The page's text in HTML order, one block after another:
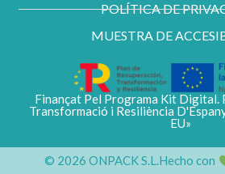
POLÍTICA DE
MUESTRA DE
Finançat Pel Programa Kit Digital.
Transformació i Resiliència
EU»
© 2026 ONPACK S.L.Hecho con